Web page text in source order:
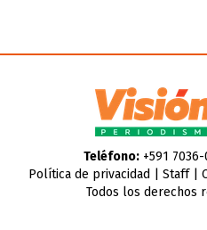
Teléfono:+591 7036-
Política de privacidad
Staff|
Todos los derechos